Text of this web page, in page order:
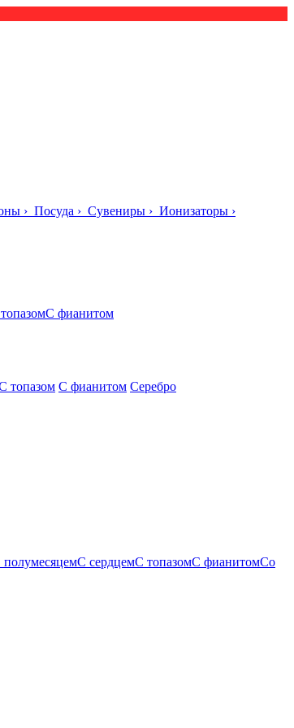
› Посуда › Сувениры › Ионизаторы ›
С фианитом
топазом С фианитом Серебро
С сердцемС топазомС фианитомСо